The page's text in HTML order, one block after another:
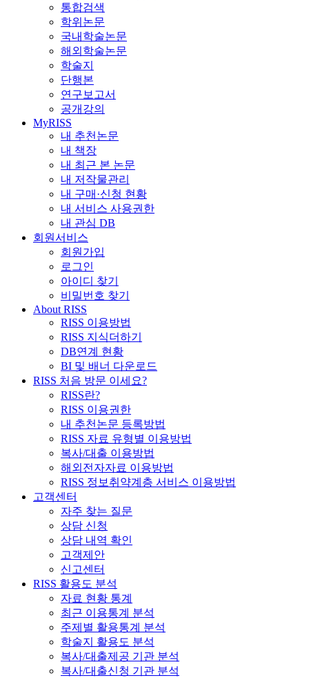
통합검색
학위논문
국내학술논문
해외학술논문
학술지
단행본
연구보고서
공개강의
MyRISS
내 추천논문
내 책장
내 최근 본 논문
내 저작물관리
내 구매·신청 현황
내 서비스 사용권한
내 관심 DB
회원서비스
회원가입
로그인
아이디 찾기
비밀번호 찾기
About RISS
RISS 이용방법
RISS 지식더하기
DB연계 현황
BI 및 배너 다운로드
RISS 처음 방문 이세요?
RISS란?
RISS 이용권한
내 추천논문 등록방법
RISS 자료 유형별 이용방법
복사/대출 이용방법
해외전자자료 이용방법
RISS 정보취약계층 서비스 이용방법
고객센터
자주 찾는 질문
상담 신청
상담 내역 확인
고객제안
신고센터
RISS 활용도 분석
자료 현황 통계
최근 이용통계 분석
주제별 활용통계 분석
학술지 활용도 분석
복사/대출제공 기관 분석
복사/대출신청 기관 분석